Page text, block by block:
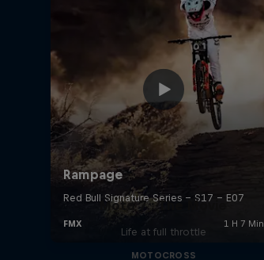
Moto 7 : The Movie
Life at full throttle
MOTOCROSS